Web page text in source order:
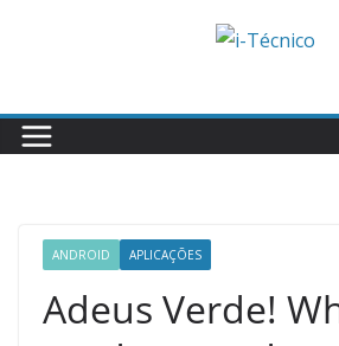
ANDROID APLICAÇÕES
Adeus Verde!